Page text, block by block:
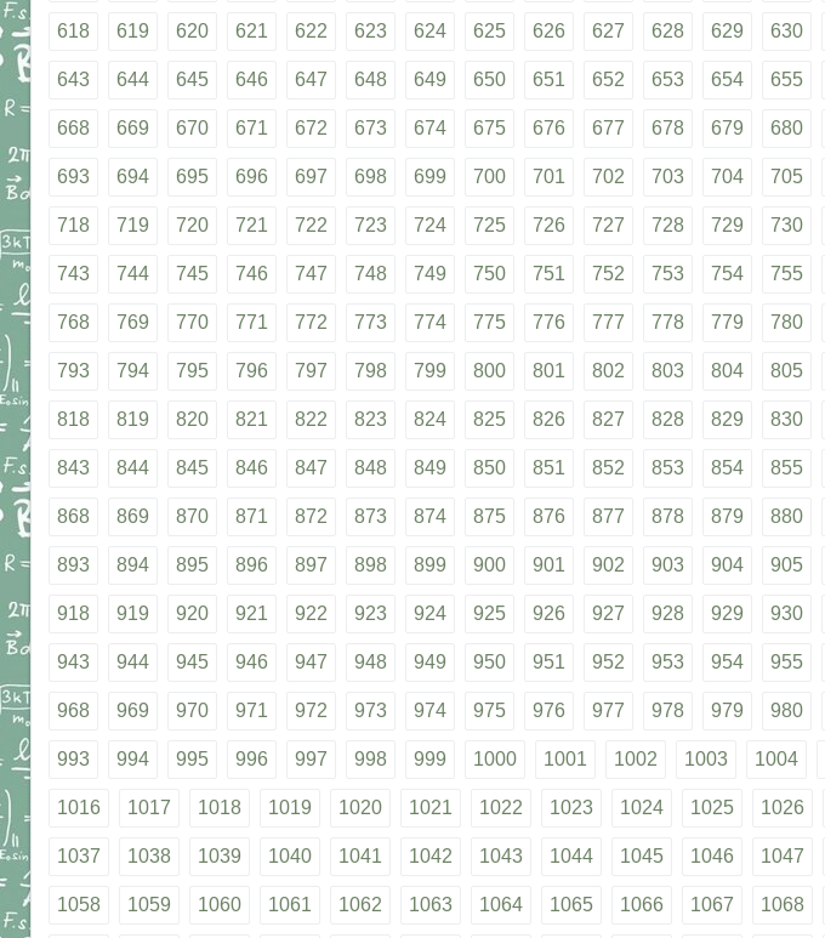
618 619 620 621 622 623 624 625 626 627 628 629 630
643 644 645 646 647 648 649 650 651 652 653 654 655
668 669 670 671 672 673 674 675 676 677 678 679 680
693 694 695 696 697 698 699 700 701 702 703 704 705
718 719 720 721 722 723 724 725 726 727 728 729 730
743 744 745 746 747 748 749 750 751 752 753 754 755
768 769 770 771 772 773 774 775 776 777 778 779 780
793 794 795 796 797 798 799 800 801 802 803 804 805
818 819 820 821 822 823 824 825 826 827 828 829 830
843 844 845 846 847 848 849 850 851 852 853 854 855
868 869 870 871 872 873 874 875 876 877 878 879 880
893 894 895 896 897 898 899 900 901 902 903 904 905
918 919 920 921 922 923 924 925 926 927 928 929 930
943 944 945 946 947 948 949 950 951 952 953 954 955
968 969 970 971 972 973 974 975 976 977 978 979 980
993 994 995 996 997 998 999 1000 1001 1002 1003 1004
1016 1017 1018 1019 1020 1021 1022 1023 1024 1025 1026
1037 1038 1039 1040 1041 1042 1043 1044 1045 1046 1047
1058 1059 1060 1061 1062 1063 1064 1065 1066 1067 1068